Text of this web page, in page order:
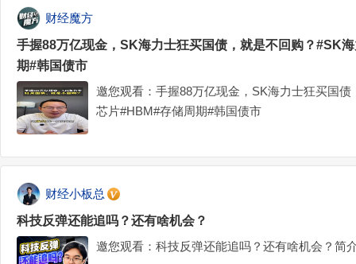
财经魔方
手握88万亿现金，SK海力士狂买国债，就是不回购？#SK
期#韩国债市
邀您观看：手握88万亿现金，SK海力士狂买国
芯片#HBM#存储周期#韩国债市
财经小板总
科技反弹还能追吗？还有啥机会？
邀您观看：科技反弹还能追吗？还有啥机会？简